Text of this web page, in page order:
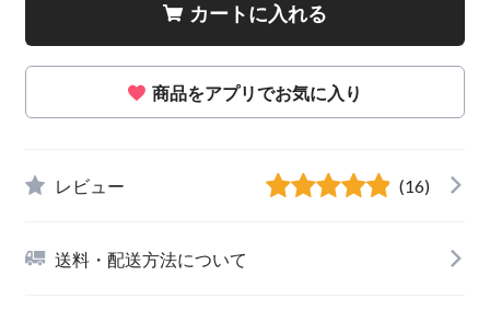
カートに入れる
商品をアプリでお気に入り
レビュー (16)
送料・配送方法について